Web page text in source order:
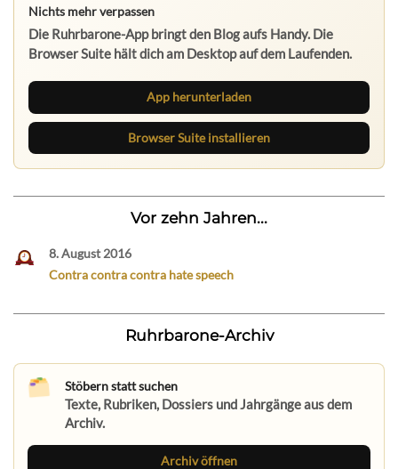
Nichts mehr verpassen
Die Ruhrbarone-App bringt den Blog aufs Handy. Die
Browser Suite hält dich am Desktop auf dem Laufenden.
App herunterladen
Browser Suite installieren
Vor zehn Jahren...
8. August 2016
Contra contra contra hate speech
Ruhrbarone-Archiv
Stöbern statt suchen
Texte, Rubriken, Dossiers und Jahrgänge aus dem
Archiv.
Archiv öffnen